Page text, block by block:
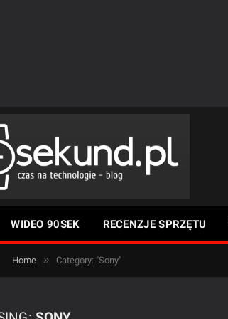
WIDEO 90SEK RECENZJE SPRZĘTU
Home » Category: "Sony"